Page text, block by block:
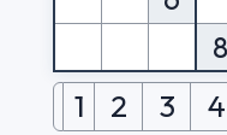
8
1 2 3 4